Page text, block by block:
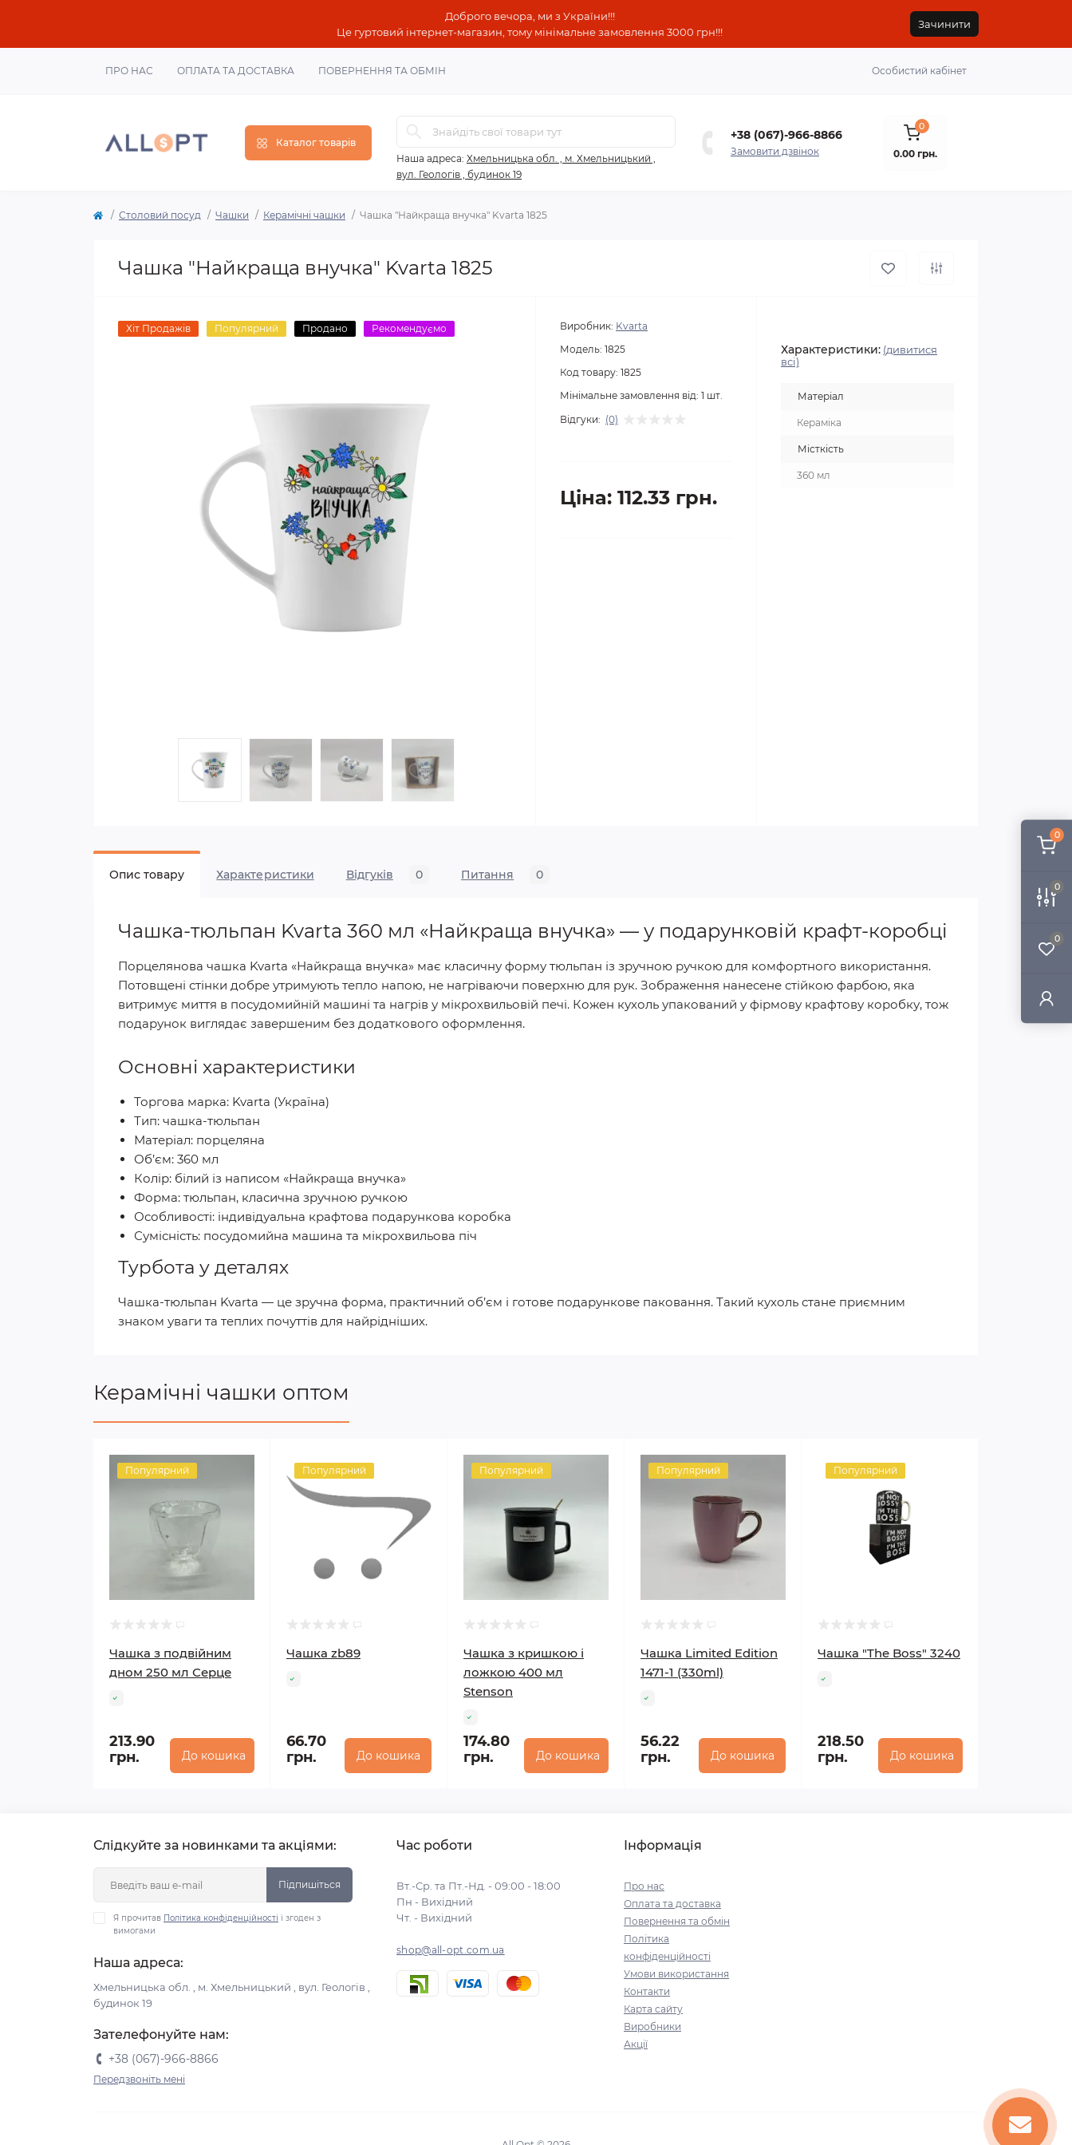
0
0
0
Доброго вечора, ми з України!!!
Це гуртовий інтернет-магазин, тому мінімальне замовлення 3000 грн!!!
Зачинити
ПРО НАС ОПЛАТА ТА ДОСТАВКА ПОВЕРНЕННЯ ТА ОБМІН Особистий кабінет
Каталог товарів
Наша адреса: Хмельницька обл. , м. Хмельницький ,
вул. Геологів , будинок 19
+38 (067)-966-8866
Замовити дзвінок
0
0.00 грн.
Столовий посуд Чашки Керамічні чашки Чашка "Найкраща внучка" Kvarta 1825
Чашка "Найкраща внучка" Kvarta 1825
Хіт Продажів Популярний Продано Рекомендуємо Виробник: Kvarta
Модель: 1825
Код товару: 1825
Мінімальне замовлення від: 1 шт.
Відгуки: (0)
Ціна: 112.33 грн.
Характеристики: (дивитися
всі)
Матеріал
Кераміка
Місткість
360 мл
Опис товару Характеристики Відгуків 0 Питання 0
Чашка-тюльпан Kvarta 360 мл «Найкраща внучка» — у подарунковій крафт-коробці
Порцелянова чашка Kvarta «Найкраща внучка» має класичну форму тюльпан із зручною ручкою для комфортного використання.
Потовщені стінки добре утримують тепло напою, не нагріваючи поверхню для рук. Зображення нанесене стійкою фарбою, яка
витримує миття в посудомийній машині та нагрів у мікрохвильовій печі. Кожен кухоль упакований у фірмову крафтову коробку, тож
подарунок виглядає завершеним без додаткового оформлення.
Основні характеристики
Торгова марка: Kvarta (Україна)
Тип: чашка-тюльпан
Матеріал: порцеляна
Об’єм: 360 мл
Колір: білий із написом «Найкраща внучка»
Форма: тюльпан, класична зручною ручкою
Особливості: індивідуальна крафтова подарункова коробка
Сумісність: посудомийна машина та мікрохвильова піч
Турбота у деталях
Чашка-тюльпан Kvarta — це зручна форма, практичний об’єм і готове подарункове паковання. Такий кухоль стане приємним
знаком уваги та теплих почуттів для найрідніших.
Керамічні чашки оптом
Популярний
Чашка з подвійним
дном 250 мл Серце
213.90
грн.
До кошика
Популярний
Чашка zb89
66.70
грн.
До кошика
Популярний
Чашка з кришкою і
ложкою 400 мл
Stenson
174.80
грн.
До кошика
Популярний
Чашка Limited Edition
1471-1 (330ml)
56.22
грн.
До кошика
Популярний
Чашка "The Boss" 3240
218.50
грн.
До кошика
Слідкуйте за новинками та акціями:
Підпишіться
Я прочитав Політика конфіденційності і згоден з
вимогами
Наша адреса:
Хмельницька обл. , м. Хмельницький , вул. Геологів ,
будинок 19
Зателефонуйте нам:
+38 (067)-966-8866
Передзвоніть мені
Час роботи
Вт.-Ср. та Пт.-Нд. - 09:00 - 18:00
Пн - Вихідний
Чт. - Вихідний
shop@all-opt.com.ua
Інформація
Про нас
Оплата та доставка
Повернення та обмін
Політика
конфіденційності
Умови використання
Контакти
Карта сайту
Виробники
Акції